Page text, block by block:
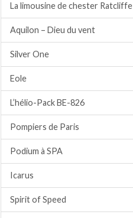
La limousine de chester Ratcliffe
Aquilon – Dieu du vent
Silver One
Eole
L’hélio-Pack BE-826
Pompiers de Paris
Podium à SPA
Icarus
Spirit of Speed